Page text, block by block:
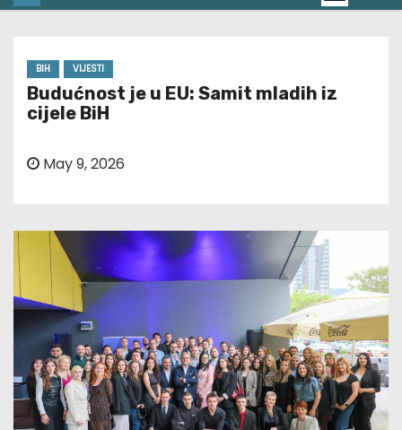
BIH VIJESTI
Budućnost je u EU: Samit mladih iz
cijele BiH
May 9, 2026